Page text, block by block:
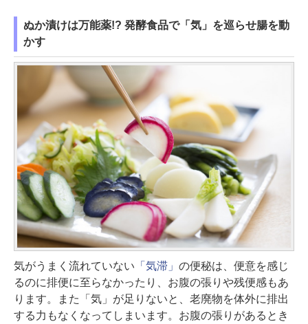
ぬか漬けは万能薬!? 発酵食品で「気」を巡らせ腸を動
かす
気がうまく流れていない 「気滞」 の便秘は、便意を感じ
るのに排便に至らなかったり、お腹の張りや残便感もあ
ります。また「気」が足りないと、老廃物を体外に排出
する力もなくなってしまいます。お腹の張りがあるとき